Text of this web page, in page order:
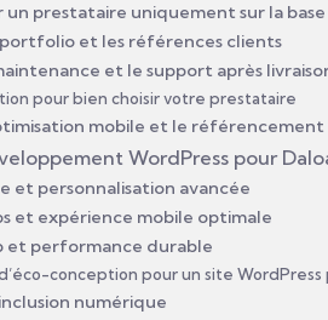
un prestataire uniquement sur la
et les références clients
et le support après
pour bien choisir votre prestataire
mobile et le
WordPress pour
et personnalisation avancée
et expérience mobile optimale
et performance durable
conception pour un site
numérique